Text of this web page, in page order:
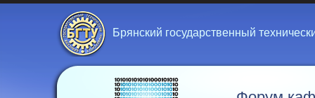
Брянский государственный